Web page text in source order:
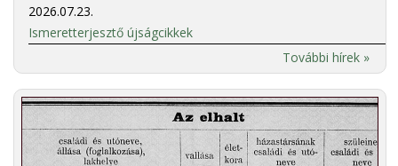
2026.07.23.
Ismeretterjesztő újságcikkek
További hírek »